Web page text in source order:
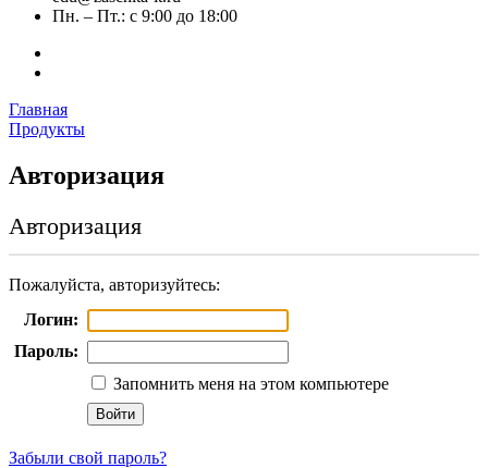
Пн. – Пт.: с 9:00 до 18:00
Главная
Продукты
Авторизация
Авторизация
Пожалуйста, авторизуйтесь:
Логин:
Пароль:
Запомнить меня на этом компьютере
Забыли свой пароль?